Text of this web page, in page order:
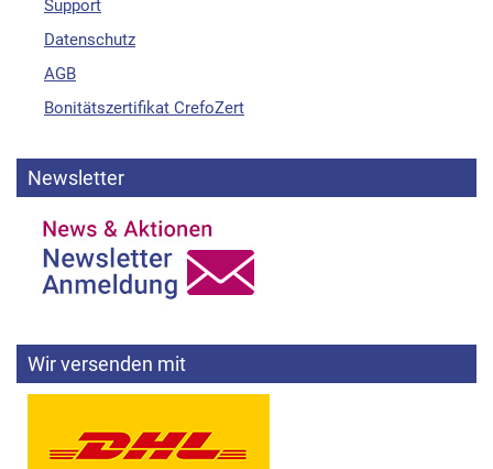
Support
Datenschutz
AGB
Bonitätszertifikat CrefoZert
Newsletter
Wir versenden mit